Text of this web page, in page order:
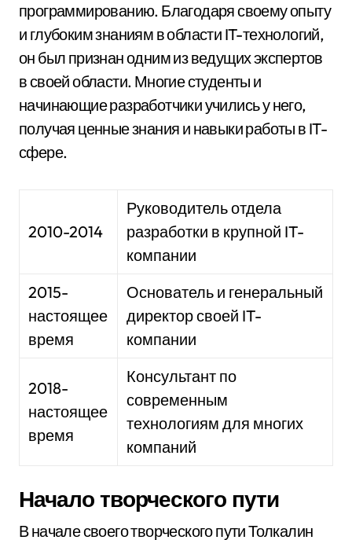
программированию. Благодаря своему опыту
и глубоким знаниям в области IT-технологий,
он был признан одним из ведущих экспертов
в своей области. Многие студенты и
начинающие разработчики учились у него,
получая ценные знания и навыки работы в IT-
сфере.
2010-2014
Руководитель отдела
разработки в крупной IT-
компании
2015-
настоящее
время
Основатель и генеральный
директор своей IT-
компании
2018-
настоящее
время
Консультант по
современным
технологиям для многих
компаний
Начало творческого пути
В начале своего творческого пути Толкалин